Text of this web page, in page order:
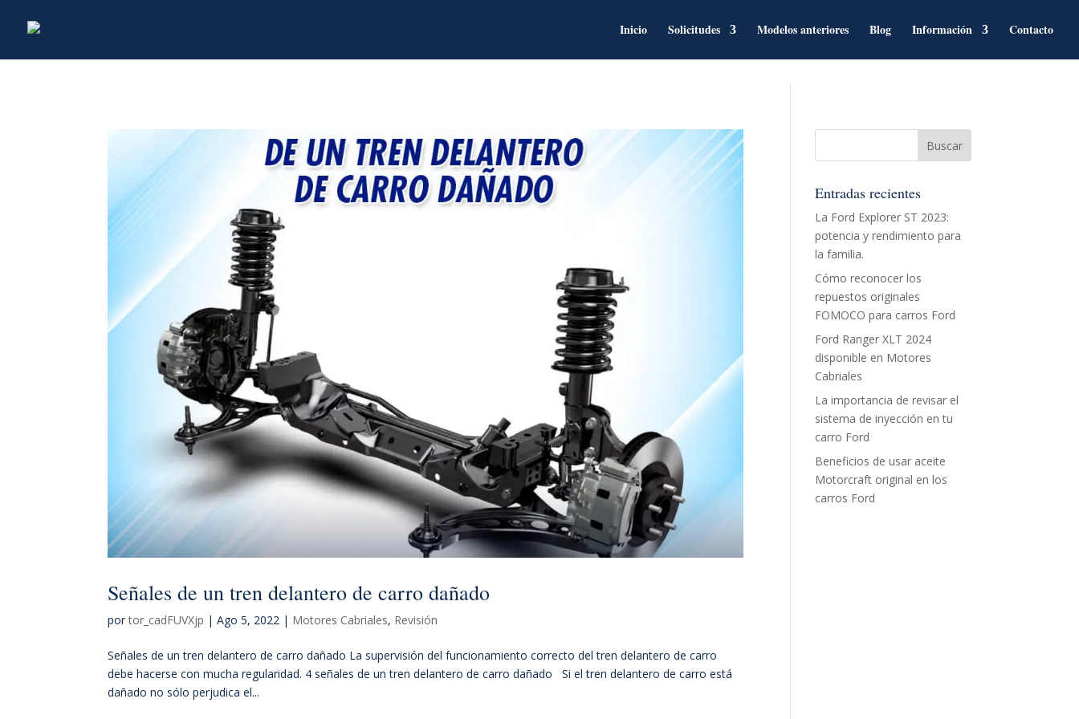
Inicio Solicitudes Modelos anteriores Blog Información Contacto
Señales de un tren delantero de carro dañado
portor_cadFUVXjp |Ago 5, 2022 | Motores Cabriales, Revisión
Señales de un tren delantero de carro dañado La supervisión del funcionamiento correcto del tren delantero de carro
debe hacerse con mucha regularidad. 4 señales de un tren delantero de carro dañado Si el tren delantero de carro está
dañado no sólo perjudica el...
Entradas recientes
La Ford Explorer ST 2023:
potencia y rendimiento para
la familia.
Cómo reconocer los
repuestos originales
FOMOCO para carros Ford
Ford Ranger XLT 2024
disponible en Motores
Cabriales
La importancia de revisar el
sistema de inyección en tu
carro Ford
Beneficios de usar aceite
Motorcraft original en los
carros Ford